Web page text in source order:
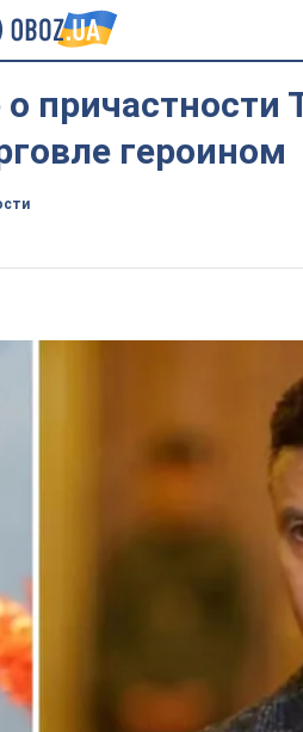
причастности
героином